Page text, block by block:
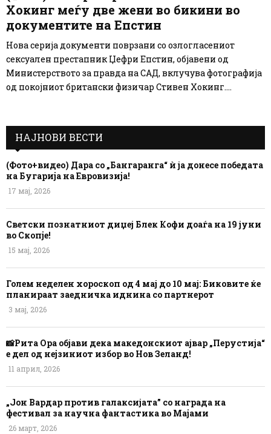
Хокинг меѓу две жени во бикини во
документите на Епстин
Нова серија документи поврзани со озлогласениот
сексуален престапник Џефри Епстин, објавени од
Министерството за правда на САД, вклучува фотографија
од покојниот британски физичар Стивен Хокинг....
НАЈНОВИ ВЕСТИ
(Фото+видео) Дара со „Бангаранга“ ѝ ја донесе победата
на Бугарија на Евровизија!
17 мај, 2026
Светски познатниот диџеј Блек Кофи доаѓа на 19 јуни
во Скопје!
15 мај, 2026
Голем неделен хороскоп од 4 мај до 10 мај: Биковите ќе
планираат заедничка иднина со партнерот
3 мај, 2026
📸Рита Ора објави дека македонскиот ајвар „Перустија“
е дел од нејзиниот избор во Нов Зеланд!
11 април, 2026
„Јон Вардар против галаксијата” со награда на
фестивал за научна фантастика во Мајами
26 март, 2026